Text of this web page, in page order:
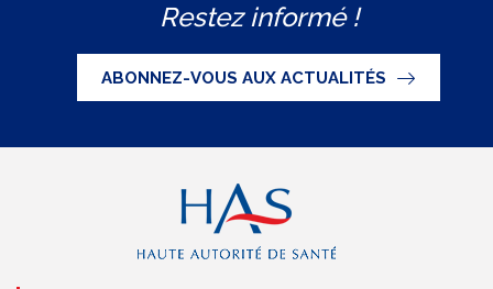
i
t
t
e
n
c
e
b
o
o
k
(
u
t
u
b
e
(
n
n
k
e
d
(
Restez informé !
ABONNEZ-VOUS AUX ACTUALITÉS